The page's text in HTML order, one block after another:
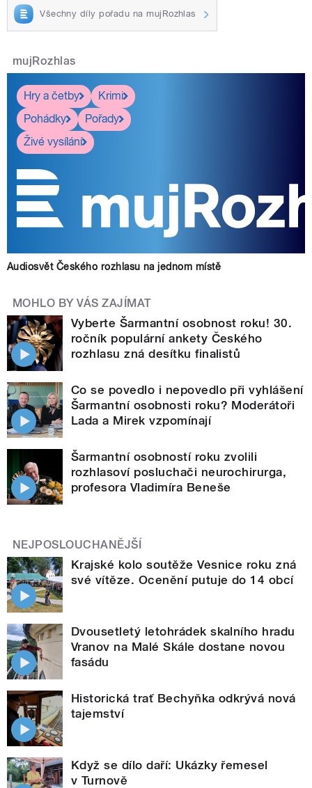
Všechny díly pořadu na mujRozhlas
mujRozhlas
Hry a četby
Krimi
Pohádky
Pořady
Živé vysílání
Audiosvět Českého rozhlasu na jednom místě
MOHLO BY VÁS ZAJÍMAT
Vyberte Šarmantní osobnost roku! 30.
ročník populární ankety Českého
rozhlasu zná desítku finalistů
Co se povedlo i nepovedlo při vyhlášení
Šarmantní osobnosti roku? Moderátoři
Lada a Mirek vzpomínají
Šarmantní osobností roku zvolili
rozhlasoví posluchači neurochirurga,
profesora Vladimíra Beneše
NEJPOSLOUCHANĚJŠÍ
Krajské kolo soutěže Vesnice roku zná
své vítěze. Ocenění putuje do 14 obcí
Dvousetletý letohrádek skalního hradu
Vranov na Malé Skále dostane novou
fasádu
Historická trať Bechyňka odkrývá nová
tajemství
Když se dílo daří: Ukázky řemesel
v Turnově